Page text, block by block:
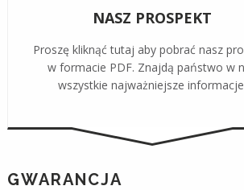
NASZ PROSPEKT
Proszę kliknąć tutaj aby pobrać nasz
w formacie PDF. Znajdą państwo w
wszystkie najważniejsze
GWARANCJA